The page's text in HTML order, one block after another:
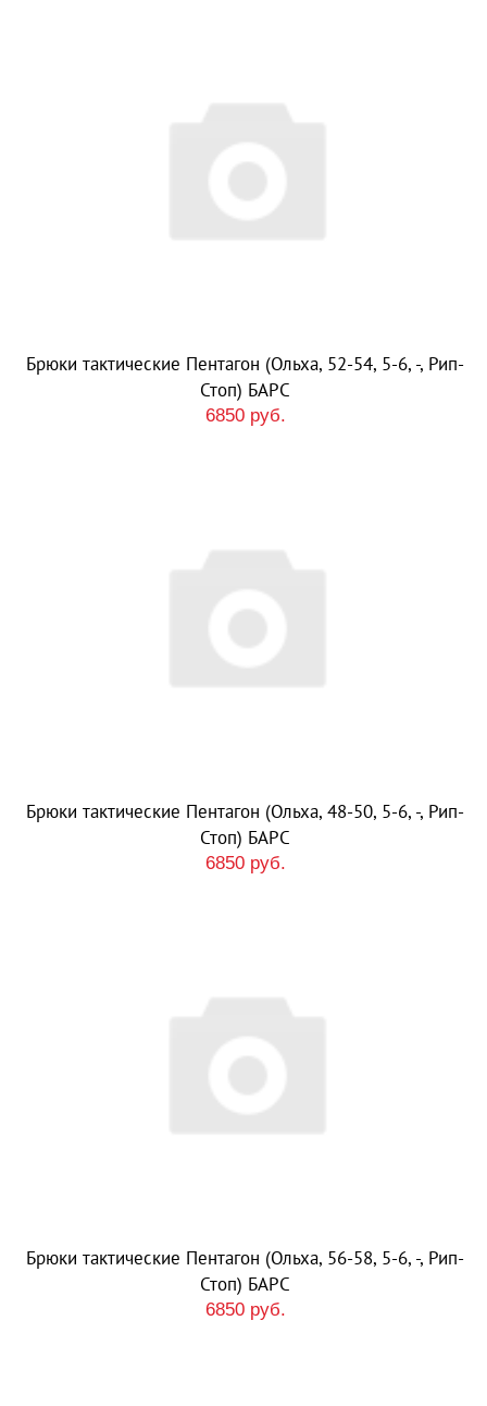
Брюки тактические Пентагон (Ольха, 52-54, 5-6, -, Рип-
Стоп) БАРС
6850 руб.
Брюки тактические Пентагон (Ольха, 48-50, 5-6, -, Рип-
Стоп) БАРС
6850 руб.
Брюки тактические Пентагон (Ольха, 56-58, 5-6, -, Рип-
Стоп) БАРС
6850 руб.